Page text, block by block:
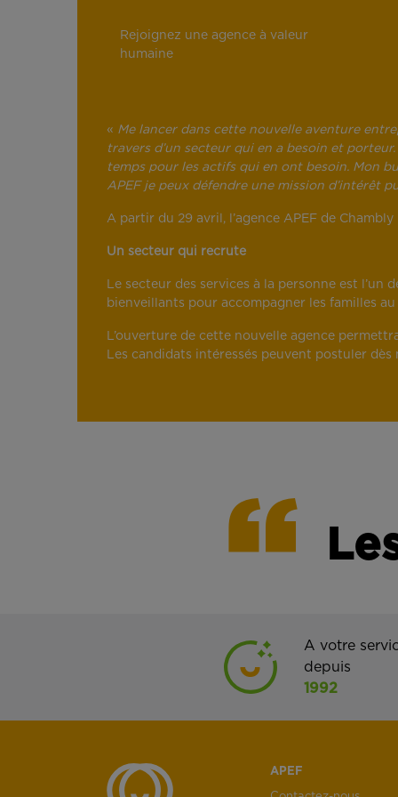
Rejoignez une agence à valeur
humaine
« Me lancer dans cette nouvelle aventure
travers d’un secteur qui en a besoin et
temps pour les actifs qui en ont besoin. Mon
APEF je peux défendre une mission d’intérêt
A partir du 29 avril, l’agence APEF de
Un secteur qui recrute
Le secteur des services à la personne est l’un
bienveillants pour accompagner les familles
L’ouverture de cette nouvelle agence
Les candidats intéressés peuvent postuler dès
A votre
depuis
1992
APEF